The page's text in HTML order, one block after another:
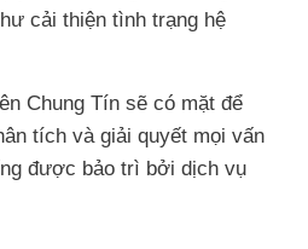
cải thiện tình trạng hệ
Chung Tín sẽ có mặt để
tích và giải quyết mọi vấn
được bảo trì bởi dịch vụ